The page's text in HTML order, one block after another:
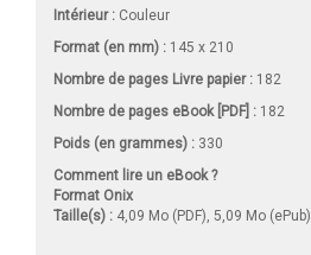
Intérieur : Couleur
Format (en mm) : 145 x 210
Nombre de pages Livre papier: 182
Nombre de pages eBook [PDF] : 182
Poids (en grammes) : 330
Comment lire un eBook ?
Format Onix
Taille(s) : 4,09 Mo (PDF), 5,09 Mo (ePub)